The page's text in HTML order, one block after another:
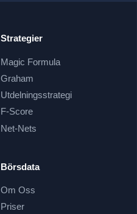
Strategier
Magic Formula
Graham
Utdelningsstrategi
F-Score
Net-Nets
Börsdata
Om Oss
Priser